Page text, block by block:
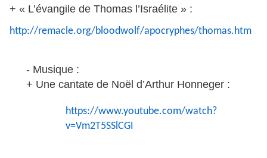
+ « L’évangile de Thomas l’Israélite » :
http://remacle.org/bloodwolf/apocryphes/thomas.htm
- Musique :
+ Une cantate de Noël d’Arthur Honneger :
https://www.youtube.com/watch?
v=Vm2T5SSlCGI